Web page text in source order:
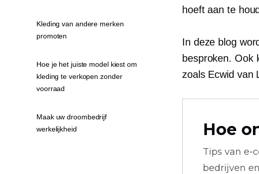
hoeft aan te
In deze blog
besproken. Ook
zoals Ecwid van
Hoe
Tips van e-
bedrijven
Kleding van andere merken
promoten
Hoe je het juiste model kiest om
kleding te verkopen zonder
voorraad
Maak uw droombedrijf
werkelijkheid